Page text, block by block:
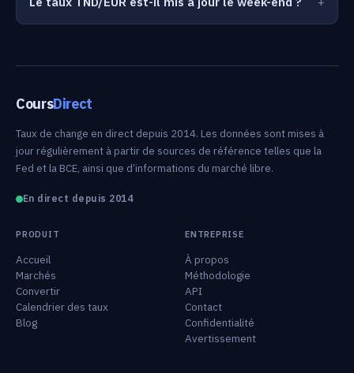
CoursDirect
Taux de change en direct depuis 2014. Les données sont mises à
jour régulièrement à partir de sources de référence telles que la
Fed et la BCE, ainsi que d’informations du marché libre.
En direct depuis 2014
PRODUIT
Accueil
Marchés
Convertir
Calendrier des taux
Blog
ENTREPRISE
À propos
Méthodologie
API
Contact
Confidentialité
Avertissement